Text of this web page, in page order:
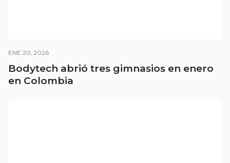
ENE 20, 2026
Bodytech abrió tres gimnasios en enero
en Colombia